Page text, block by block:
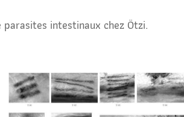
intestinaux chez Ötzi.